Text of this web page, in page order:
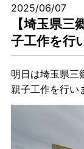
2025/06/07
【埼玉県
子工作を行
明日は埼玉県三
親子工作を行い